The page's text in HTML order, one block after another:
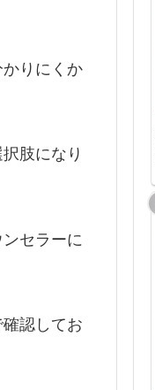
りにくか
肢になり
セラーに
認してお